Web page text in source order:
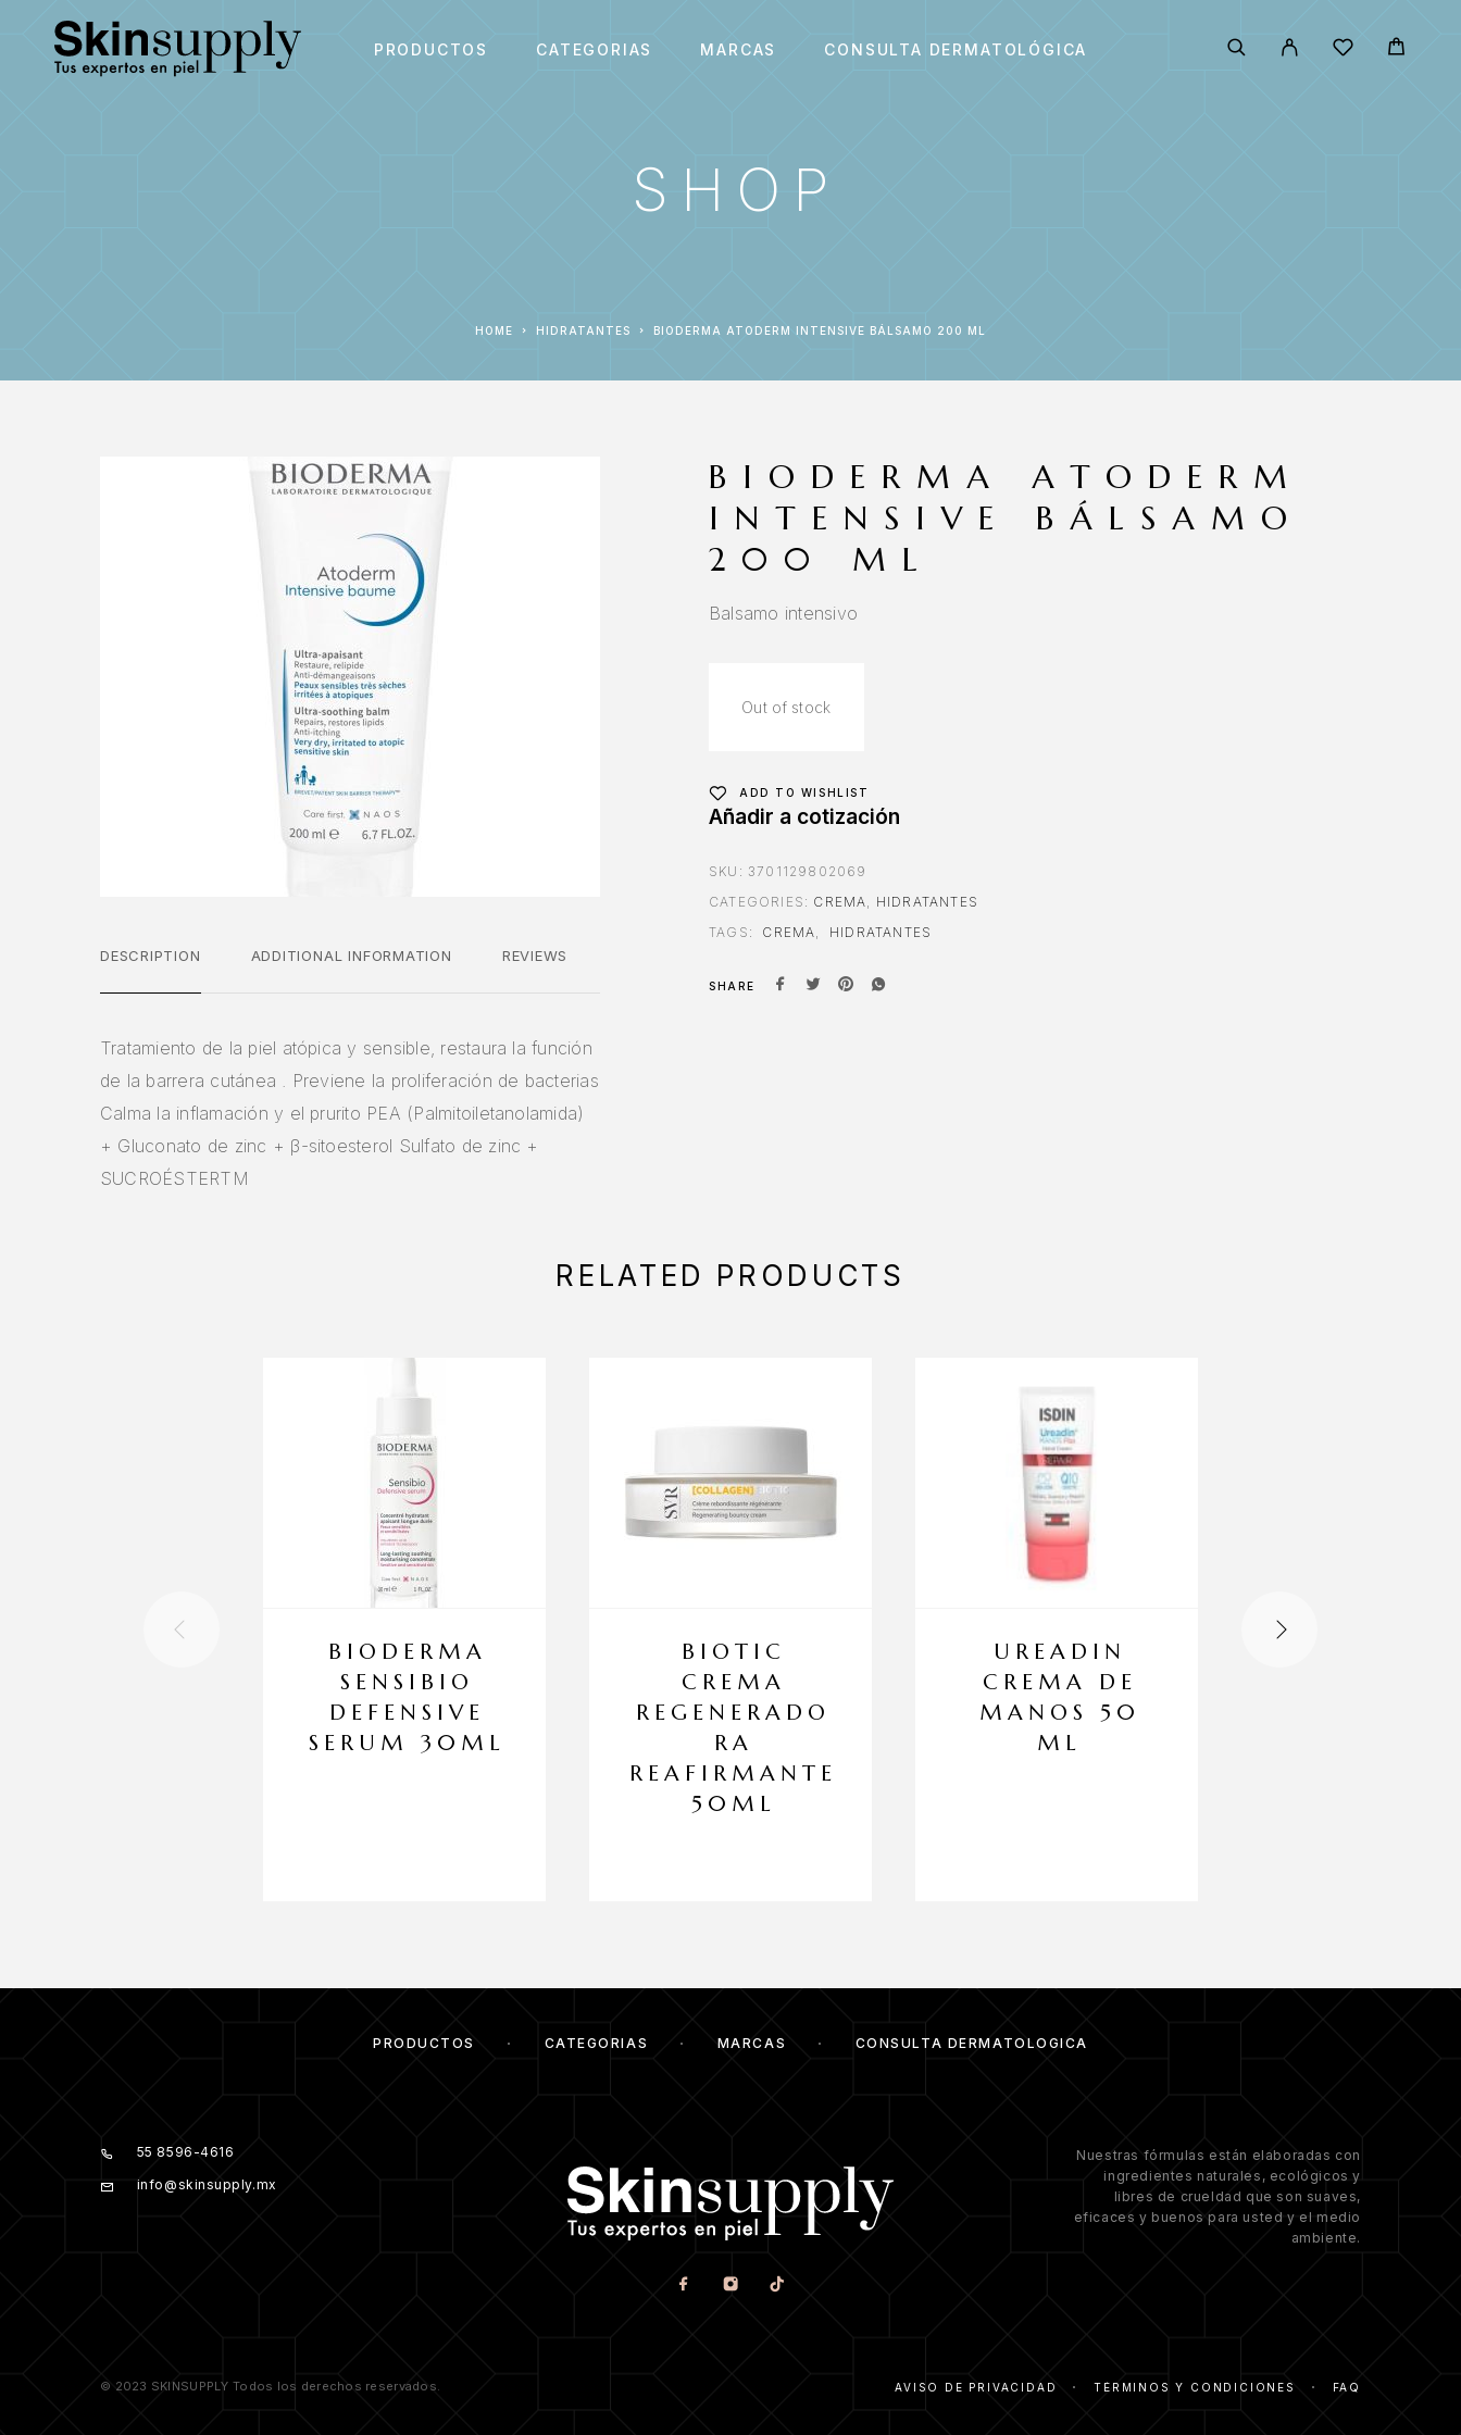
PRODUCTOS CATEGORIAS MARCAS CONSULTA DERMATOLÓGICA
SHOP
HOME HIDRATANTES BIODERMA ATODERM INTENSIVE BÁLSAMO 200 ML
DESCRIPTION ADDITIONAL INFORMATION REVIEWS
Tratamiento de la piel atópica y sensible, restaura la función
de la barrera cutánea . Previene la proliferación de bacterias
Calma la inflamación y el prurito PEA (Palmitoiletanolamida)
+ Gluconato de zinc + β-sitoesterol Sulfato de zinc +
SUCROÉSTERTM
BIODERMA ATODERM
INTENSIVE BÁLSAMO
200 ML
Balsamo intensivo
Out of stock
ADD TO WISHLIST
Añadir a cotización
SKU: 3701129802069
CATEGORIES: CREMA, HIDRATANTES
TAGS:
CREMA, HIDRATANTES
SHARE
RELATED PRODUCTS
BIODERMA
SENSIBIO
DEFENSIVE
SERUM 30ML
BIOTIC
CREMA
REGENERADO
RA
REAFIRMANTE
50ML
UREADIN
CREMA DE
MANOS 50
ML
PRODUCTOS CATEGORIAS MARCAS CONSULTA DERMATOLÓGICA
55 8596-4616
info@skinsupply.mx
Nuestras fórmulas están elaboradas con
ingredientes naturales, ecológicos y
libres de crueldad que son suaves,
eficaces y buenos para usted y el medio
ambiente.
© 2023 SKINSUPPLY Todos los derechos reservados. AVISO DE PRIVACIDAD TÉRMINOS Y CONDICIONES FAQ